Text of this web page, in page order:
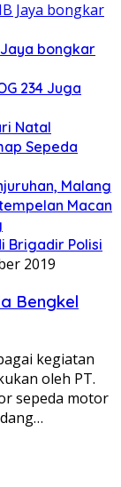
Jaya bongkar
234 Juga
Natal
Sepeda
Malang
Macan
Brigadir Polisi
2019
Bengkel
kegiatan
oleh PT.
sepeda motor